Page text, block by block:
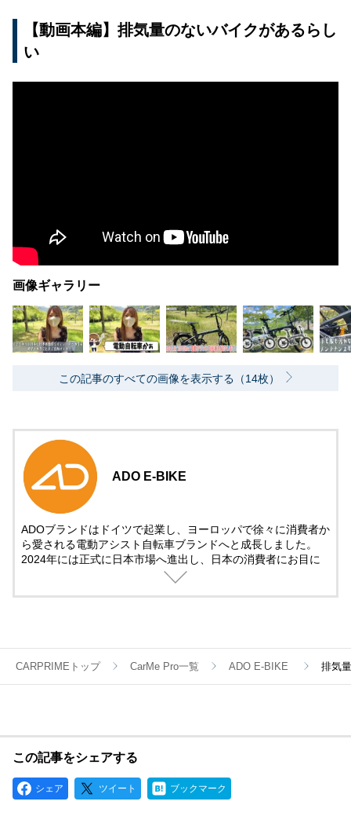
【動画本編】排気量のないバイクがあるらし
い
画像ギャラリー
この記事のすべての画像を表示する（14枚）
ADO E-BIKE
ADOブランドはドイツで起業し、ヨーロッパで徐々に消費者か
ら愛される電動アシスト自転車ブランドへと成長しました。
2024年には正式に日本市場へ進出し、日本の消費者にお目に
ます。
ADOは、環境への配慮と卓越した製品品質に焦点を当て、持続
可能な未来の実現に貢献しています。
ADOは若いブランドではありますが、電動アシスト自転車の品
質において、他社に引けを取らない自信がございます。
CARPRIMEトップ CarMe Pro一覧 ADO E-BIKE 排気
この記事をシェアする
シェア ツイート ブックマーク